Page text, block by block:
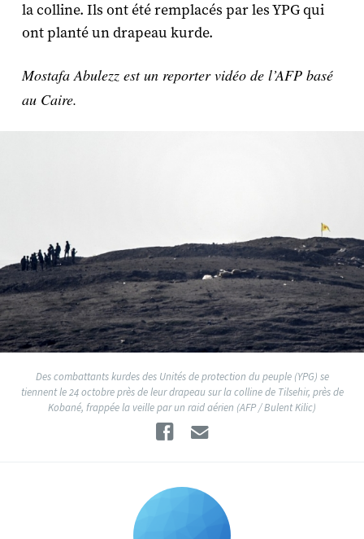
la colline. Ils ont été remplacés par les YPG qui
ont planté un drapeau kurde.
Mostafa Abulezz est un reporter vidéo de l’AFP basé
au Caire.
Des combattants kurdes des Unités de protection du peuple (YPG) se
tiennent le 24 octobre près de leur drapeau sur la colline de Tilsehir, près de
Kobané, frappée la veille par un raid aérien (AFP / Bulent Kilic)
Facebook